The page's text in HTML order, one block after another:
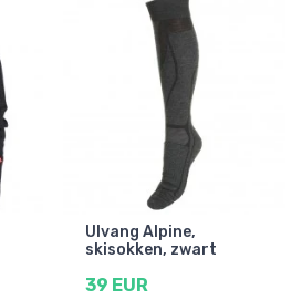
Ulvang Alpine,
skisokken, zwart
39 EUR